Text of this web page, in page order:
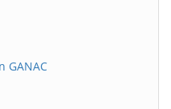
GANAC